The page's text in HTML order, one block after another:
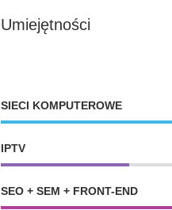
Umiejętności
SIECI KOMPUTEROWE
IPTV
SEO + SEM + FRONT-END